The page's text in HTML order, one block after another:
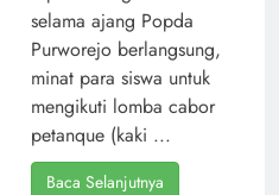
selama ajang Popda
Purworejo berlangsung,
minat para siswa untuk
mengikuti lomba cabor
petanque (kaki ...
Baca Selanjutnya